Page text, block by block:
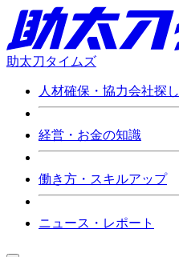
助太刀タイムズ
人材確保・協力会社探し
経営・お金の知識
働き方・スキルアップ
ニュース・レポート